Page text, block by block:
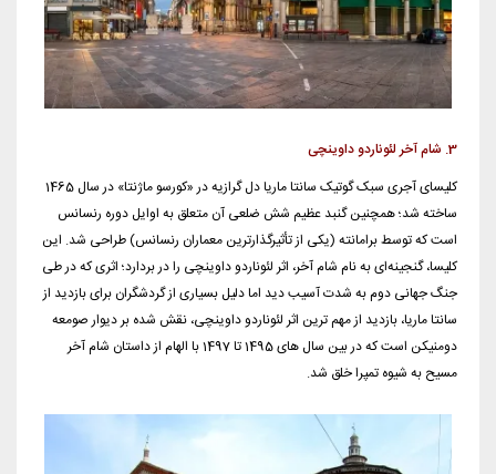
3. شام آخر لئوناردو داوینچی
کلیسای آجری سبک گوتیک سانتا ماریا دل گرازیه در «کورسو ماژنتا» در سال 1465
ساخته شد؛ همچنین گنبد عظیم شش ضلعی آن متعلق به اوایل دوره رنسانس
است که توسط برامانته (یکی از تأثیرگذارترین معماران رنسانس) طراحی شد. این
کلیسا، گنجینه‌ای به نام شام آخر، اثر لئوناردو داوینچی را در بردارد؛ اثری که در طی
جنگ جهانی دوم به شدت آسیب دید اما دلیل بسیاری از گردشگران برای بازدید از
سانتا ماریا، بازدید از مهم ترین اثر لئوناردو داوینچی، نقش شده بر دیوار صومعه
دومنیکن است که در بین سال های 1495 تا 1497 با الهام از داستان شام آخر
مسیح به شیوه تمپرا خلق شد.